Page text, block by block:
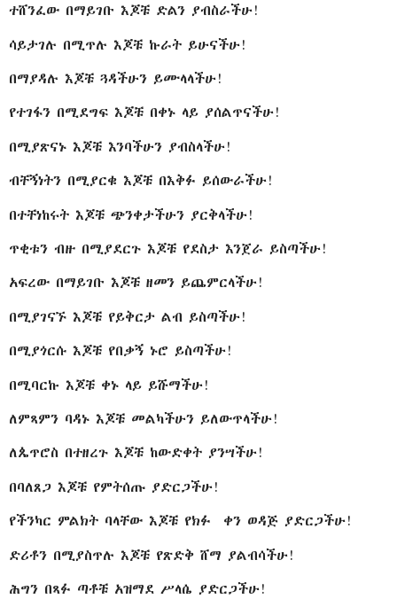
ተሸንፈው በማይገቡ እጆቹ ድልን ያብስራችሁ!
ሳይታገሉ በሚጥሉ እጆቹ ኩራት ይሁናችሁ!
በማያዳሉ እጆቹ ጓዳችሁን ይሙላላችሁ!
የተገፋን በሚደግፍ እጆቹ በቀኑ ላይ ያሰልጥናችሁ!
በሚያጽናኑ እጆቹ እንባችሁን ያብስላችሁ!
ብቸኝነትን በሚያርቁ እጆቹ በእቅፉ ይሰውራችሁ!
በተቸነከሩት እጆቹ ጭንቀታችሁን ያርቅላችሁ!
ጥቂቱን ብዙ በሚያደርጉ እጆቹ የደስታ እንጀራ ይስጣችሁ!
አፍረው በማይገቡ እጆቹ ዘመን ይጨምርላችሁ!
በሚያገናኙ እጆቹ የይቅርታ ልብ ይስጣችሁ!
በሚያጎርሱ እጆቹ የበቃኝ ኑሮ ይስጣችሁ!
በሚባርኩ እጆቹ ቀኑ ላይ ይሹማችሁ!
ለምጻምን ባዳኑ እጆቹ መልካችሁን ይለውጥላችሁ!
ለጴጥሮስ በተዘረጉ እጆቹ ከውድቀት ያንሣችሁ!
በባለጸጋ እጆቹ የምትሰጡ ያድርጋችሁ!
የችንካር ምልክት ባላቸው እጆቹ የክፉ ቀን ወዳጅ ያድርጋችሁ!
ድሪቶን በሚያስጥሉ እጆቹ የጽድቅ ሸማ ያልብሳችሁ!
ሕግን በጻፉ ጣቶቹ አዝማደ ሥላሴ ያድርጋችሁ!